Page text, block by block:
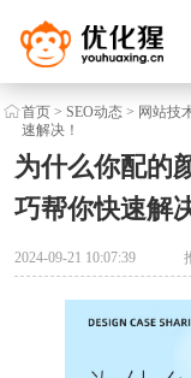
首页> SEO动态> 网站技
速解决！
为什么你配的
巧帮你快速解
2024-09-21 10:07:39